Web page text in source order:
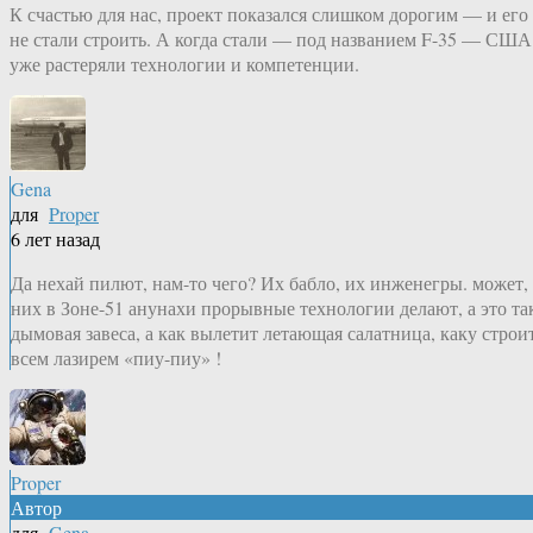
К счастью для нас, проект показался слишком дорогим — и его
не стали строить. А когда стали — под названием F-35 — США
уже растеряли технологии и компетенции.
Gena
для Proper
6 лет назад
Да нехай пилют, нам-то чего? Их бабло, их инженегры. может,
них в Зоне-51 анунахи прорывные технологии делают, а это
дымовая завеса, а как вылетит летающая салатница, каку
всем лазирем «пиу-пиу» !
Proper
Автор